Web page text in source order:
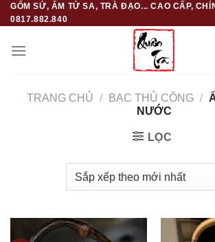
Skip
to
GỐM SỨ, ẤM TỬ SA, TRÀ ĐẠO... CAO CẤP,
0817.882.840
TRANG CHỦ / BẠC THỦ CÔNG /
NƯỚC
LỌC